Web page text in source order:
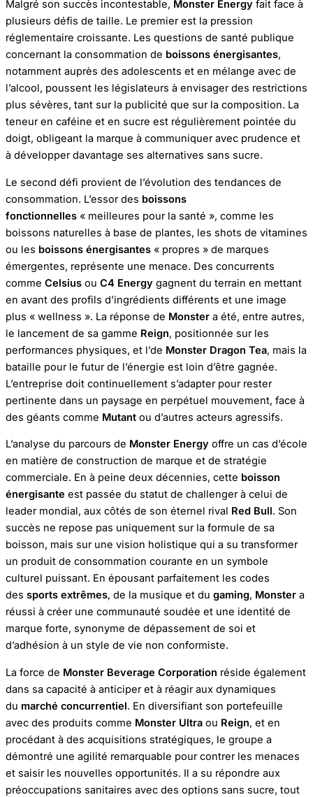
Malgré son succès incontestable, Monster Energy fait face à
plusieurs défis de taille. Le premier est la pression
réglementaire croissante. Les questions de santé publique
concernant la consommation de boissons énergisantes,
notamment auprès des adolescents et en mélange avec de
l’alcool, poussent les législateurs à envisager des restrictions
plus sévères, tant sur la publicité que sur la composition. La
teneur en caféine et en sucre est régulièrement pointée du
doigt, obligeant la marque à communiquer avec prudence et
à développer davantage ses alternatives sans sucre.
Le second défi provient de l’évolution des tendances de
consommation. L’essor des boissons
fonctionnelles « meilleures pour la santé », comme les
boissons naturelles à base de plantes, les shots de vitamines
ou les boissons énergisantes « propres » de marques
émergentes, représente une menace. Des concurrents
comme Celsius ou C4 Energy gagnent du terrain en mettant
en avant des profils d’ingrédients différents et une image
plus « wellness ». La réponse de Monster a été, entre autres,
le lancement de sa gamme Reign, positionnée sur les
performances physiques, et l’de Monster Dragon Tea, mais la
bataille pour le futur de l’énergie est loin d’être gagnée.
L’entreprise doit continuellement s’adapter pour rester
pertinente dans un paysage en perpétuel mouvement, face à
des géants comme Mutant ou d’autres acteurs agressifs.
L’analyse du parcours de Monster Energy offre un cas d’école
en matière de construction de marque et de stratégie
commerciale. En à peine deux décennies, cette boisson
énergisante est passée du statut de challenger à celui de
leader mondial, aux côtés de son éternel rival Red Bull. Son
succès ne repose pas uniquement sur la formule de sa
boisson, mais sur une vision holistique qui a su transformer
un produit de consommation courante en un symbole
culturel puissant. En épousant parfaitement les codes
des sports extrêmes, de la musique et du gaming, Monster a
réussi à créer une communauté soudée et une identité de
marque forte, synonyme de dépassement de soi et
d’adhésion à un style de vie non conformiste.
La force de Monster Beverage Corporation réside également
dans sa capacité à anticiper et à réagir aux dynamiques
du marché concurrentiel. En diversifiant son portefeuille
avec des produits comme Monster Ultra ou Reign, et en
procédant à des acquisitions stratégiques, le groupe a
démontré une agilité remarquable pour contrer les menaces
et saisir les nouvelles opportunités. Il a su répondre aux
préoccupations sanitaires avec des options sans sucre, tout